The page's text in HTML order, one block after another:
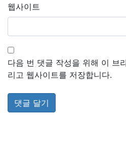
웹사이트
다음 번 댓글 작성을 위해 이 브
리고 웹사이트를 저장합니다.